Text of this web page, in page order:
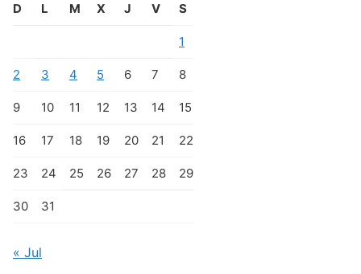
D L M X J V S
1
2 3 4 5 6 7 8
9 10 11 12 13 14 15
16 17 18 19 20 21 22
23 24 25 26 27 28 29
30 31
« Jul